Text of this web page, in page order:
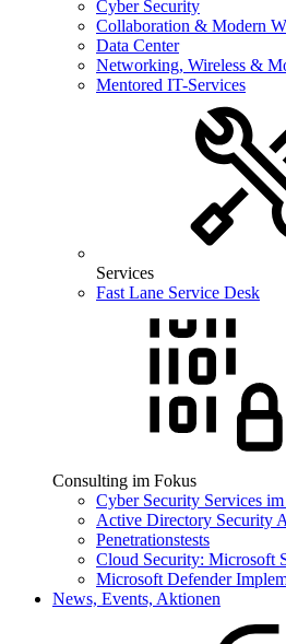
Cyber Security
Collaboration & Modern
Data Center
Networking, Wireless &
Mentored IT-Services
Services
Fast Lane Service Desk
Consulting im Fokus
Cyber Security Services
Active Directory Security
Penetrationstests
Cloud Security: Microsoft
Microsoft Defender
News, Events, Aktionen